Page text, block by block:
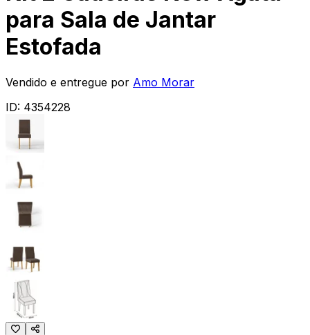
para Sala de Jantar
Estofada
Vendido e entregue por Amo Morar
ID: 4354228